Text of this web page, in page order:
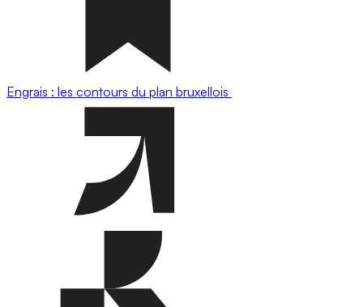
Engrais : les contours du plan bruxellois